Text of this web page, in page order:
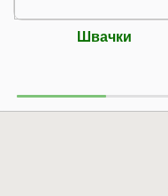
Швачки